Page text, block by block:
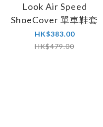
Look Air Speed
ShoeCover 單車鞋套
HK$383.00
HK$479.00